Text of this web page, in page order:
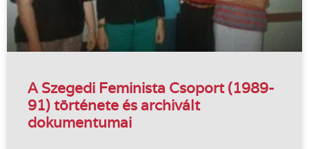
A Szegedi Feminista Csoport (1989-
91) története és archivált
dokumentumai